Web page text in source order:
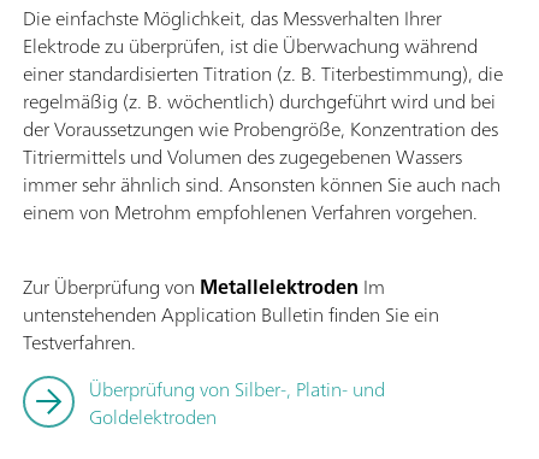
Die einfachste Möglichkeit, das Messverhalten Ihrer
Elektrode zu überprüfen, ist die Überwachung während
einer standardisierten Titration (z. B. Titerbestimmung), die
regelmäßig (z. B. wöchentlich) durchgeführt wird und bei
der Voraussetzungen wie Probengröße, Konzentration des
Titriermittels und Volumen des zugegebenen Wassers
immer sehr ähnlich sind. Ansonsten können Sie auch nach
einem von Metrohm empfohlenen Verfahren vorgehen.
Zur Überprüfung von Metallelektroden Im
untenstehenden Application Bulletin finden Sie ein
Testverfahren.
Überprüfung von Silber-, Platin- und
Goldelektroden